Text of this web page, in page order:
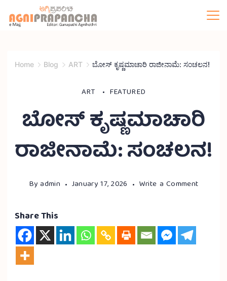
Home Blog ART ಬೋಸ್ ಕೃಷ್ಣಮಾಚಾರಿ ರಾಜೀನಾಮೆ: ಸಂಚಲನ!
ART FEATURED
ಬೋಸ್ ಕೃಷ್ಣಮಾಚಾರಿ
ರಾಜೀನಾಮೆ: ಸಂಚಲನ!
By admin January 17, 2026 Write a Comment
Share This